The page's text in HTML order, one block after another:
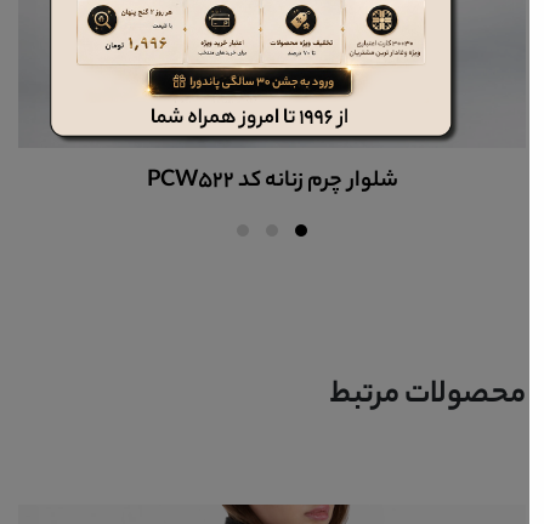
دستبند چرم زنانه کد BR103W
محصولات مرتبط